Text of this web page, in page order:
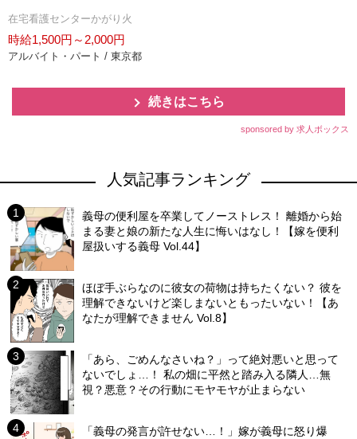
在宅看護センターかがり火
時給1,500円～2,000円
アルバイト・パート / 東京都
続きはこちら
sponsored by 求人ボックス
人気記事ランキング
義母の便利屋を卒業してノーストレス！ 離婚から始
まる妻と娘の新たな人生に悔いはなし！【嫁を便利
屋扱いする義母 Vol.44】
ほぼ手ぶらなのに彼女の荷物は持ちたくない？ 彼を
理解できないけど楽しまないともったいない！【あ
なたが理解できません Vol.8】
「あら、ごめんなさいね？」って絶対悪いと思って
ないでしょ…！ 私の畑に平然と踏み入る隣人…無
視？悪意？その行動にモヤモヤが止まらない
「義母の発言が許せない…！」嫁が義母に怒り爆